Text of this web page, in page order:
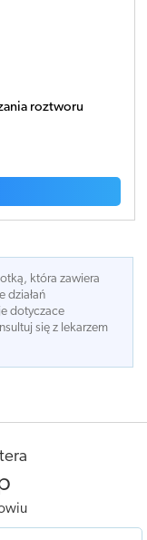
roztworu
która zawiera
działań
dotyczace
się z lekarzem